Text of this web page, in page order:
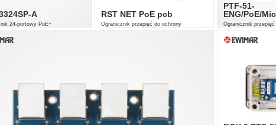
A
24-portowy PoE+
s PoE+
(RJ45 + SFP) 1000Mb/s
RST NET PoE pcb
Ogranicznik przepięć do ochrony
PTF-51-
ENG/PoE/
Ogranicznik